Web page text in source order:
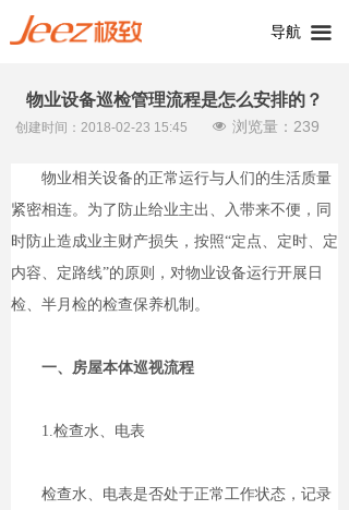
导航 끀
物业设备巡检管理流程是怎么安排的？
物业相关设备的正常运行与人们的生活质量
紧密相连。为了防止给业主出、入带来不便，同
时防止造成业主财产损失，按照“定点、定时、定
内容、定路线”的原则，对物业设备运行开展日
检、半月检的检查保养机制。
一、房屋本体巡视流程
1.检查水、电表
检查水、电表是否处于正常工作状态，记录
创建时间： 2018-02-23 15:45 넶 浏览量： 239